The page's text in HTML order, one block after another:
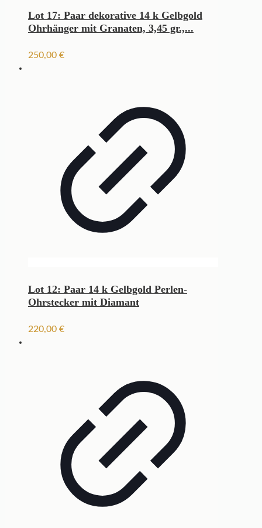
Lot 17: Paar dekorative 14 k Gelbgold
Ohrhänger mit Granaten, 3,45 gr.,...
250,00 €
Lot 12: Paar 14 k Gelbgold Perlen-
Ohrstecker mit Diamant
220,00 €